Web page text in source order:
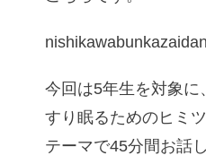
今回は5年生を対象に
すり眠るためのヒミ
テーマで45分間お話